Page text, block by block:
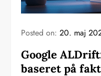
Posted on:20. maj
Google
baseret på